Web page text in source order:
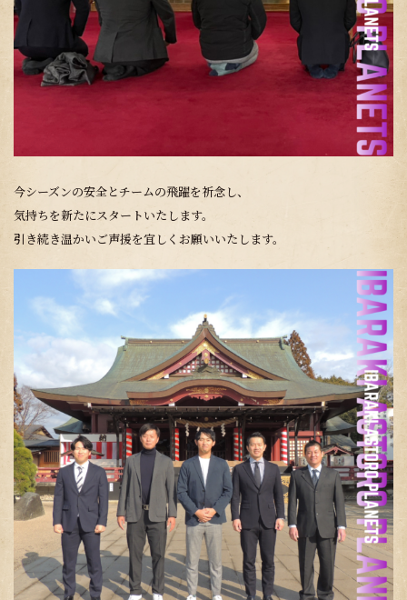
今シーズンの安全とチームの飛躍を祈念し、
気持ちを新たにスタートいたします。
引き続き温かいご声援を宜しくお願いいたします。